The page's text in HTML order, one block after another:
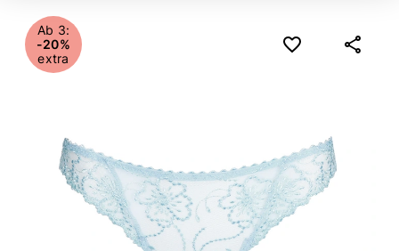
Ab 3:
-20%
extra